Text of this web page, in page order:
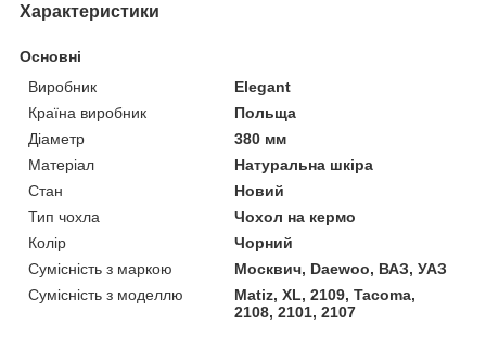
Характеристики
Основні
Виробник
Elegant
Країна виробник
Польща
Діаметр
380 мм
Матеріал
Натуральна шкіра
Стан
Новий
Тип чохла
Чохол на кермо
Колір
Чорний
Сумісність з маркою
Москвич, Daewoo, ВАЗ, УАЗ
Сумісність з моделлю
Matiz, XL, 2109, Tacoma,
2108, 2101, 2107